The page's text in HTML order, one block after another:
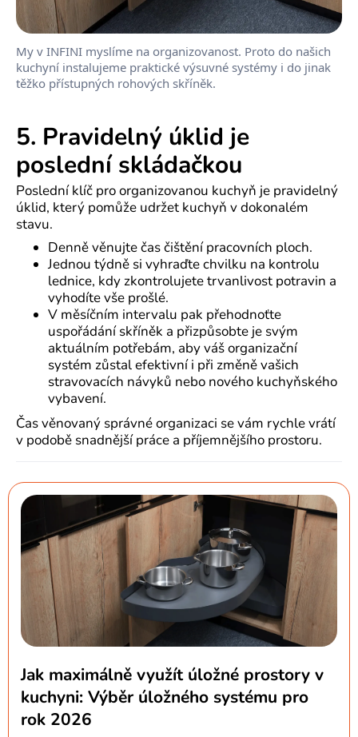
My v INFINI myslíme na organizovanost. Proto do našich
kuchyní instalujeme praktické výsuvné systémy i do jinak
těžko přístupných rohových skříněk.
5. Pravidelný úklid je
poslední skládačkou
Poslední klíč pro organizovanou kuchyň je pravidelný
úklid, který pomůže udržet kuchyň v dokonalém
stavu.
Denně věnujte čas čištění pracovních ploch.
Jednou týdně si vyhraďte chvilku na kontrolu
lednice, kdy zkontrolujete trvanlivost potravin a
vyhodíte vše prošlé.
V měsíčním intervalu pak přehodnoťte
uspořádání skříněk a přizpůsobte je svým
aktuálním potřebám, aby váš organizační
systém zůstal efektivní i při změně vašich
stravovacích návyků nebo nového kuchyňského
vybavení.
Čas věnovaný správné organizaci se vám rychle vrátí
v podobě snadnější práce a příjemnějšího prostoru.
Jak maximálně využít úložné prostory v
kuchyni: Výběr úložného systému pro
rok 2026